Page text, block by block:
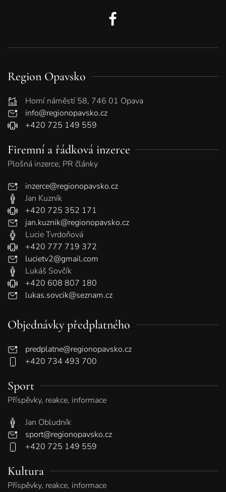
Region Opavsko
Horní náměstí 58, 746 01 Opava
info@regionopavsko.cz
+420 725 149 559
Firemní a řádková inzerce
Plošná inzerce, PR články
inzerce@regionopavsko.cz
Jan Kuzník
+420 725 352 171
jan.kuznik@regionopavsko.cz
Lucie Tvrdoňová
+420 777 719 372
lucietv2@gmail.com
Lukáš Sovčík
+420 608 807 180
lukas.sovcik@seznam.cz
Objednávky předplatného
predplatne@regionopavsko.cz
+420 734 493 700
Sport
Příspěvky, reakce, informace
Jan Obludník
sport@regionopavsko.cz
+420 725 149 559
Kultura
Příspěvky, reakce, informace